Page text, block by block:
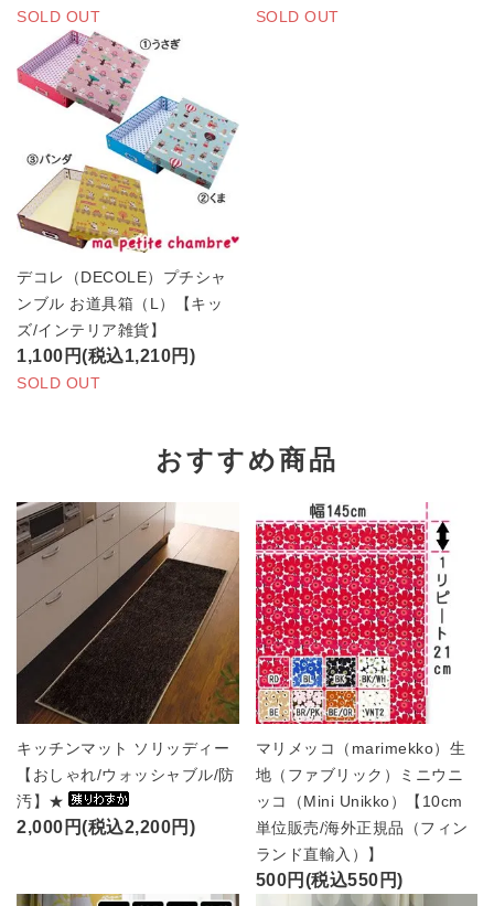
SOLD OUT SOLD OUT
デコレ（DECOLE）プチシャ
ンブル お道具箱（L）【キッ
ズ/インテリア雑貨】
1,100円(税込1,210円)
SOLD OUT
おすすめ商品
キッチンマット ソリッディー
【おしゃれ/ウォッシャブル/防
汚】★
2,000円(税込2,200円)
マリメッコ（marimekko）生
地（ファブリック）ミニウニ
ッコ（Mini Unikko）【10cm
単位販売/海外正規品（フィン
ランド直輸入）】
500円(税込550円)